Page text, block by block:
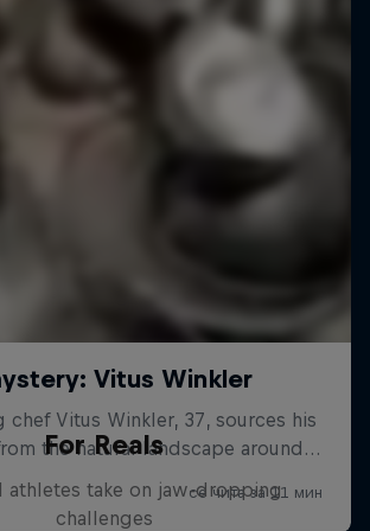
For Reals
athletes take on jaw-dropping
challenges